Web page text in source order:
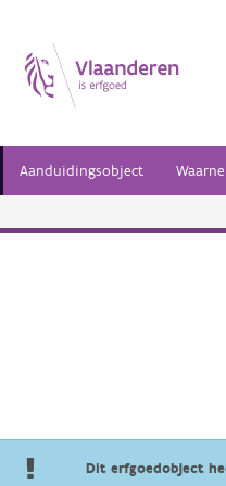
Aanduidingsobject
Dit erfgoedobject